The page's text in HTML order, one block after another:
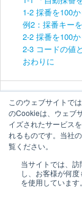
このウェブサイトで
のCookieは、ウェブ
イズされたサービス
れるものです。当社
覧ください。
当サイトでは、
し、お客様が何
を使用しています。
1-2 採番を100
例2：採番キー
2-2 採番を100
2-3 コードの値
おわりに